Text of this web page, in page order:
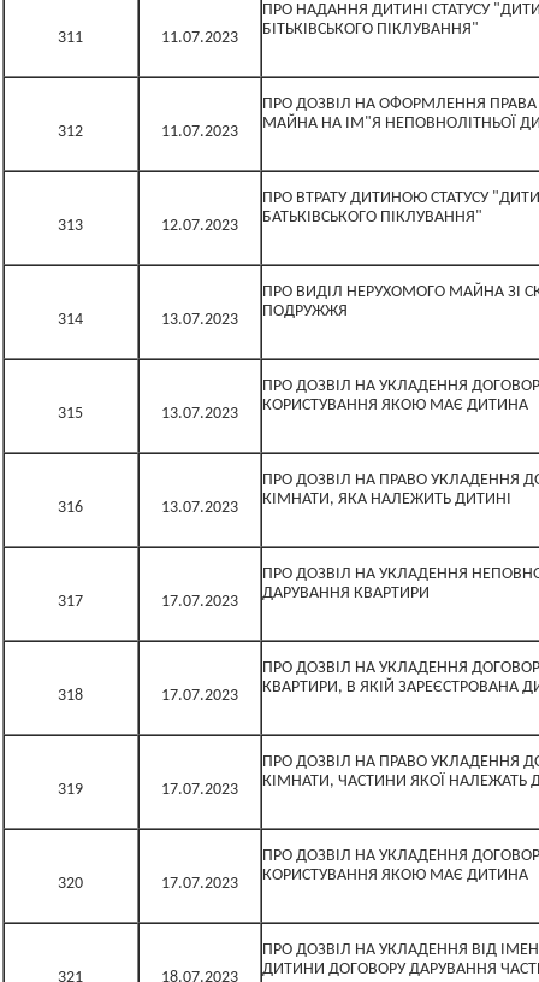
311 11.07.2023
ПРО НАДАННЯ ДИТИНІ СТАТУСУ
БІТЬКІВСЬКОГО ПІКЛУВАННЯ"
312 11.07.2023
ПРО ДОЗВІЛ НА ОФОРМЛЕННЯ
МАЙНА НА ІМ"Я НЕПОВНОЛІТНЬОЇ
313 12.07.2023
ПРО ВТРАТУ ДИТИНОЮ СТАТУСУ
БАТЬКІВСЬКОГО ПІКЛУВАННЯ"
314 13.07.2023
ПРО ВИДІЛ НЕРУХОМОГО МАЙНА ЗІ
ПОДРУЖЖЯ
315 13.07.2023
ПРО ДОЗВІЛ НА УКЛАДЕННЯ
КОРИСТУВАННЯ ЯКОЮ МАЄ ДИТИНА
316 13.07.2023
ПРО ДОЗВІЛ НА ПРАВО УКЛАДЕННЯ
КІМНАТИ, ЯКА НАЛЕЖИТЬ ДИТИНІ
317 17.07.2023
ПРО ДОЗВІЛ НА УКЛАДЕННЯ
ДАРУВАННЯ КВАРТИРИ
318 17.07.2023
ПРО ДОЗВІЛ НА УКЛАДЕННЯ
КВАРТИРИ, В ЯКІЙ ЗАРЕЄСТРОВАНА
319 17.07.2023
ПРО ДОЗВІЛ НА ПРАВО УКЛАДЕННЯ
КІМНАТИ, ЧАСТИНИ ЯКОЇ НАЛЕЖАТЬ
320 17.07.2023
ПРО ДОЗВІЛ НА УКЛАДЕННЯ
КОРИСТУВАННЯ ЯКОЮ МАЄ ДИТИНА
321 18.07.2023
ПРО ДОЗВІЛ НА УКЛАДЕННЯ ВІД
ДИТИНИ ДОГОВОРУ ДАРУВАННЯ